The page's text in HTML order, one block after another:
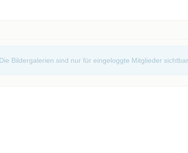
Die Bildergalerien sind nur für eingeloggte Mitglieder